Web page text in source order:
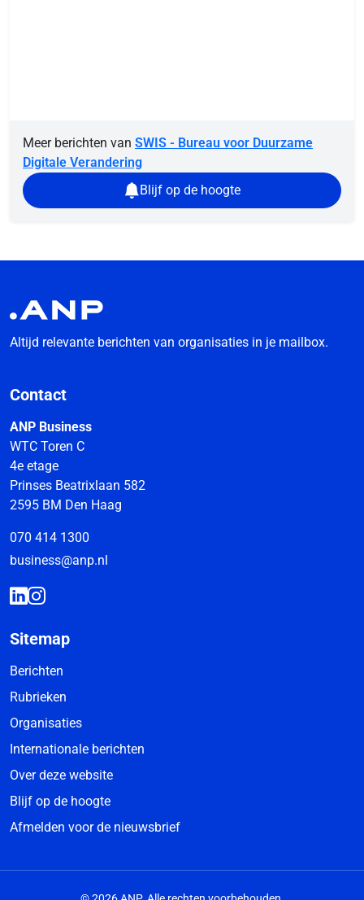
Meer berichten van SWIS - Bureau voor Duurzame
Digitale Verandering
Blijf op de hoogte
Altijd relevante berichten van organisaties in je mailbox.
Contact
ANP Business
WTC Toren C
4e etage
Prinses Beatrixlaan 582
2595 BM Den Haag
070 414 1300
business@anp.nl
Sitemap
Berichten
Rubrieken
Organisaties
Internationale berichten
Over deze website
Blijf op de hoogte
Afmelden voor de nieuwsbrief